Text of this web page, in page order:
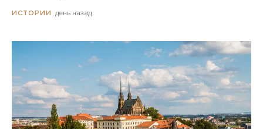
ИСТОРИИ день назад